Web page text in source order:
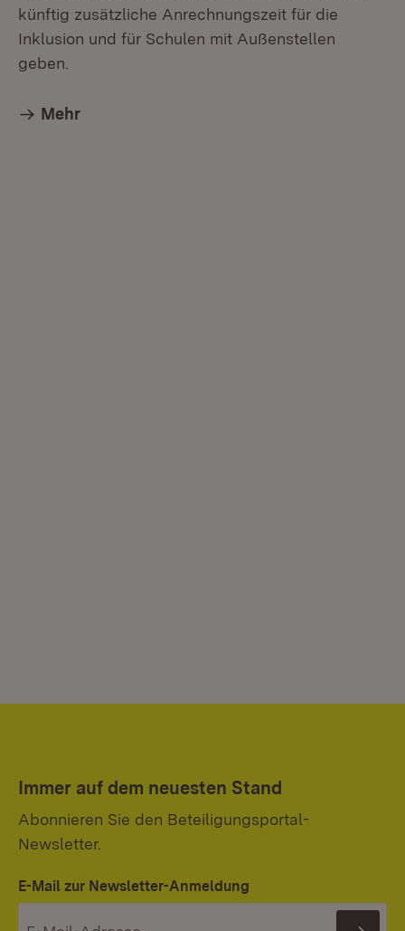
künftig zusätzliche Anrechnungszeit für die
Inklusion und für Schulen mit Außenstellen
geben.
Mehr
Immer auf dem neuesten Stand
Abonnieren Sie den Beteiligungsportal-
Newsletter.
E-Mail zur Newsletter-Anmeldung